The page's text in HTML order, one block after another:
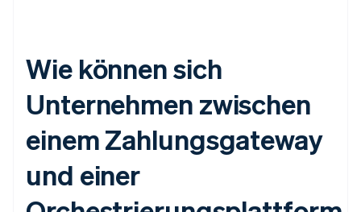
Wie können sich
Unternehmen zwischen
einem Zahlungsgateway
und einer